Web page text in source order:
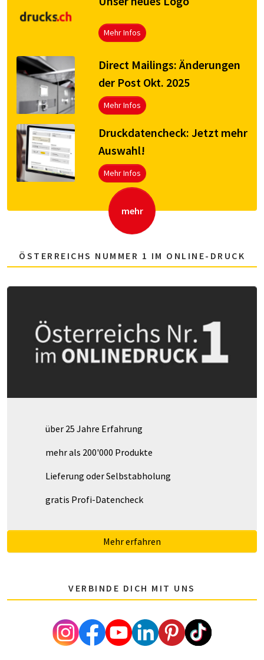
Mehr Infos
Direct Mailings: Änderungen
der Post Okt. 2025
Mehr Infos
Druck­da­ten­check: Jetzt mehr
Aus­wahl!
Mehr Infos
mehr
ÖSTERREICHS NUMMER 1 IM ONLINE-DRUCK
über 25 Jahre Erfahrung
mehr als 200'000 Produkte
Lieferung oder Selbstabholung
gratis Profi-Datencheck
Mehr erfahren
VERBINDE DICH MIT UNS